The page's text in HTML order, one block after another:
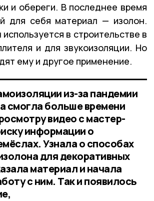
и обереги. В последнее время
для себя материал — изолон.
в строительстве в
и для звукоизоляции. Но
ему и другое применение.
из-за пандемии
смогла больше времени
видео с мастер-
информации о
Узнала о способах
для декоративных
материал и начала
с ним. Так и появилось